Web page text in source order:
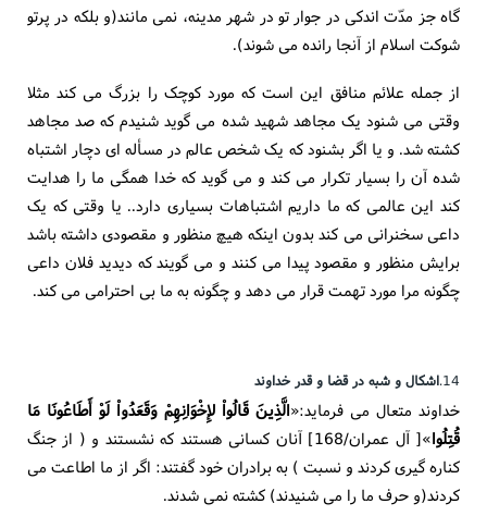
گاه جز مدّت اندکی در جوار تو در شهر مدینه، نمی مانند(و بلکه در پرتو
شوکت اسلام از آنجا رانده می شوند).
از جمله علائم منافق این است که مورد کوچک را بزرگ می کند مثلا
وقتی می شنود یک مجاهد شهید شده می گوید شنیدم که صد مجاهد
کشته شد. و یا اگر بشنود که یک شخص عالم در مسأله ای دچار اشتباه
شده آن را بسیار تکرار می کند و می گوید که خدا همگی ما را هدایت
کند این عالمی که ما داریم اشتباهات بسیاری دارد.. یا وقتی که یک
داعی سخنرانی می کند بدون اینکه هیچ منظور و مقصودی داشته باشد
برایش منظور و مقصود پیدا می کنند و می گویند که دیدید فلان داعی
چگونه مرا مورد تهمت قرار می دهد و چگونه به ما بی احترامی می کند.
14. اشکال و شبه در قضا و قدر خداوند
خداوند متعال می فرماید:«الَّذِینَ قَالُواْ لإِخْوَانِهِمْ وَقَعَدُواْ لَوْ أَطَاعُونَا مَا
قُتِلُوا
»[ آل عمران/168] آنان کسانی هستند که نشستند و ( از جنگ
کناره گیری کردند و نسبت ) به برادران خود گفتند: اگر از ما اطاعت می
کردند(و حرف ما را می شنیدند) کشته نمی شدند.